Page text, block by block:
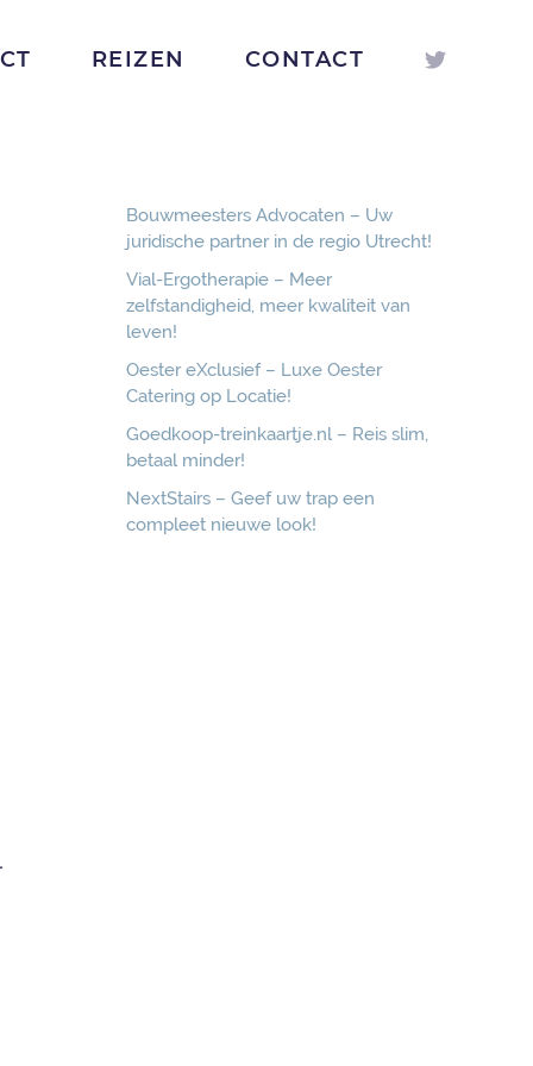
REIZEN CONTACT
Bouwmeesters Advocaten – Uw
juridische partner in de regio Utrecht!
Vial-Ergotherapie – Meer
zelfstandigheid, meer kwaliteit van
leven!
Oester eXclusief – Luxe Oester
Catering op Locatie!
Goedkoop-treinkaartje.nl – Reis slim,
betaal minder!
NextStairs – Geef uw trap een
compleet nieuwe look!